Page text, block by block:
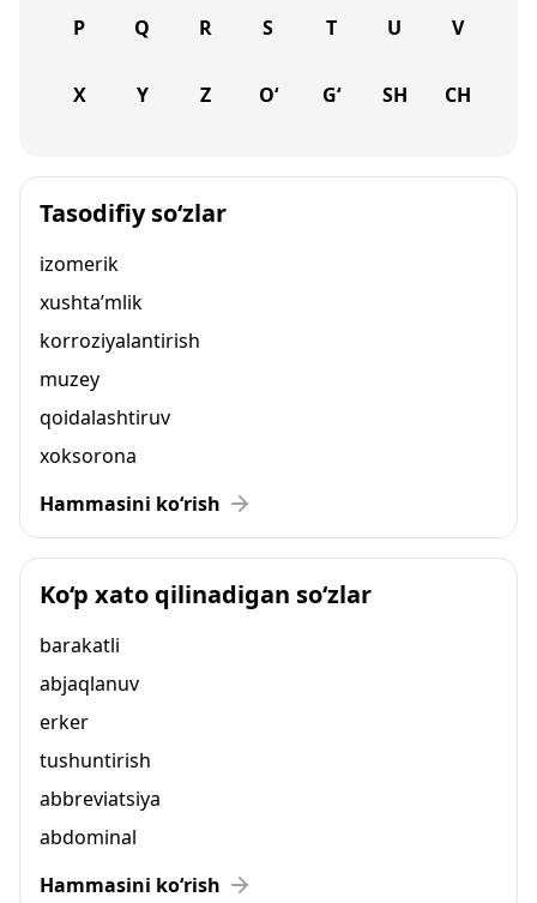
P Q R S T U V
X Y Z O‘ G‘ SH CH
Tasodifiy so‘zlar
izomerik
xushta’mlik
korroziyalantirish
muzey
qoidalashtiruv
xoksorona
Hammasini ko‘rish
Ko‘p xato qilinadigan so‘zlar
barakatli
abjaqlanuv
erker
tushuntirish
abbreviatsiya
abdominal
Hammasini ko‘rish